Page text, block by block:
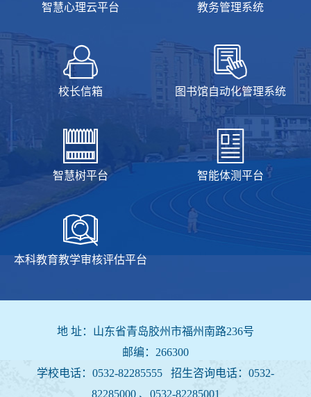
智慧心理云平台 教务管理系统
校长信箱 图书馆自动化管理系统
智慧树平台 智能体测平台
本科教育教学审核评估平台
地 址：山东省青岛胶州市福州南路236号
邮编：266300
学校电话：0532-82285555 招生咨询电话： 0532-
82285000 、0532-82285001